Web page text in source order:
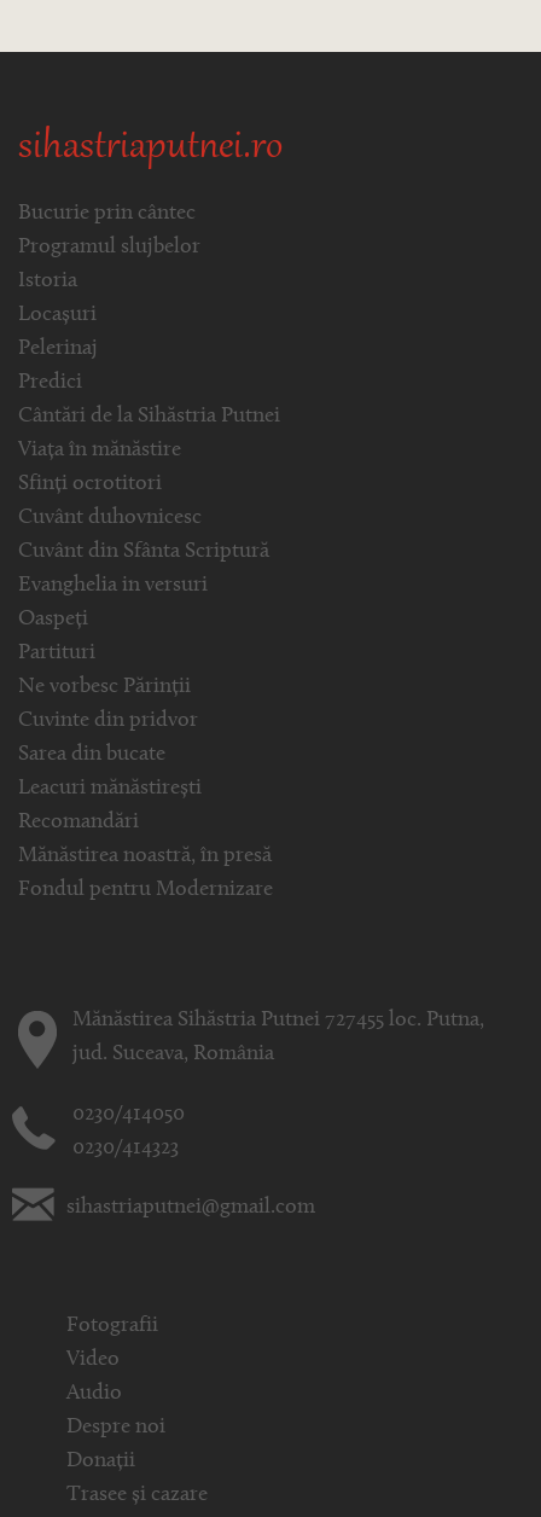
sihastriaputnei.ro
Bucurie prin cântec
Programul slujbelor
Istoria
Locașuri
Pelerinaj
Predici
Cântări de la Sihăstria Putnei
Viața în mănăstire
Sfinți ocrotitori
Cuvânt duhovnicesc
Cuvânt din Sfânta Scriptură
Evanghelia in versuri
Oaspeți
Partituri
Ne vorbesc Părinții
Cuvinte din pridvor
Sarea din bucate
Leacuri mănăstirești
Recomandări
Mănăstirea noastră, în presă
Fondul pentru Modernizare
Mănăstirea Sihăstria Putnei 727455 loc. Putna,
jud. Suceava, România
0230/414050
0230/414323
sihastriaputnei@gmail.com
Fotografii
Video
Audio
Despre noi
Donații
Trasee și cazare